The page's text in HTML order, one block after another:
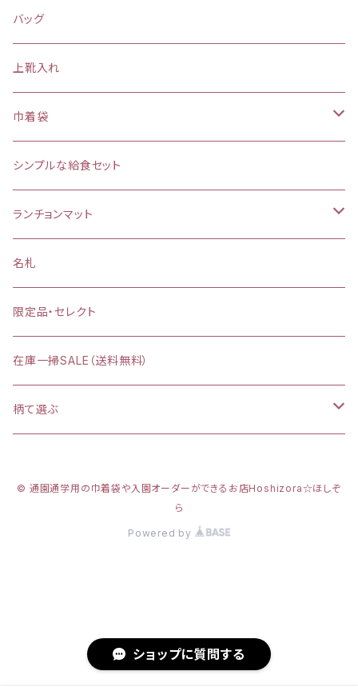
ショップに質問する
バッグ
上靴入れ
巾着袋
(大)約 縦37×横34マチ＋8cm
お弁当袋
【給食袋・おやつ袋】約 縦25×20cm
シンプルな給食セット
ランチョンマット
縦25×横35cm
縦30×横40cm
名札
限定品・セレクト
在庫一掃SALE（送料無料）
柄て選ぶ
カーテンの間にいるかわいいネコ
© 通園通学用の巾着袋や入園オーダーができるお店Hoshizora☆ほしぞ
ら
Powered by